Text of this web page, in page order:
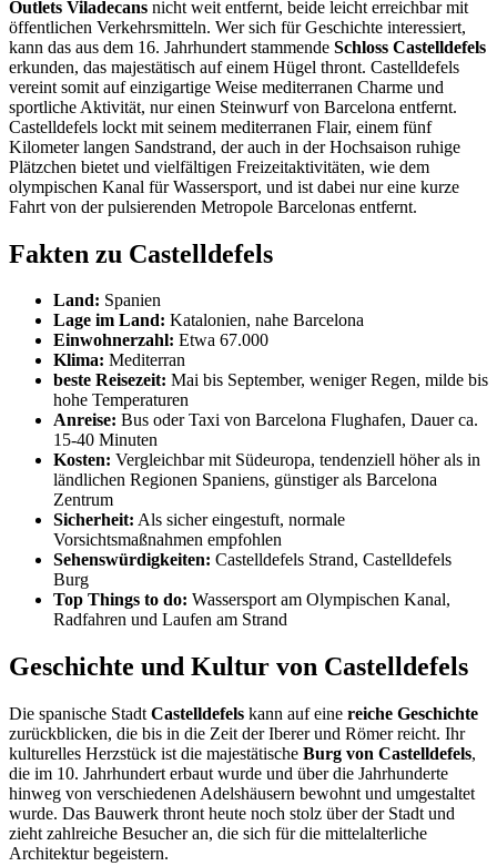
Outlets Viladecans nicht weit entfernt, beide leicht erreichbar mit
öffentlichen Verkehrsmitteln. Wer sich für Geschichte interessiert,
kann das aus dem 16. Jahrhundert stammende Schloss Castelldefels
erkunden, das majestätisch auf einem Hügel thront. Castelldefels
vereint somit auf einzigartige Weise mediterranen Charme und
sportliche Aktivität, nur einen Steinwurf von Barcelona entfernt.
Castelldefels lockt mit seinem mediterranen Flair, einem fünf
Kilometer langen Sandstrand, der auch in der Hochsaison ruhige
Plätzchen bietet und vielfältigen Freizeitaktivitäten, wie dem
olympischen Kanal für Wassersport, und ist dabei nur eine kurze
Fahrt von der pulsierenden Metropole Barcelonas entfernt.
Fakten zu Castelldefels
Land: Spanien
Lage im Land: Katalonien, nahe Barcelona
Einwohnerzahl: Etwa 67.000
Klima: Mediterran
beste Reisezeit: Mai bis September, weniger Regen, milde bis
hohe Temperaturen
Anreise: Bus oder Taxi von Barcelona Flughafen, Dauer ca.
15-40 Minuten
Kosten: Vergleichbar mit Südeuropa, tendenziell höher als in
ländlichen Regionen Spaniens, günstiger als Barcelona
Zentrum
Sicherheit: Als sicher eingestuft, normale
Vorsichtsmaßnahmen empfohlen
Sehenswürdigkeiten: Castelldefels Strand, Castelldefels
Burg
Top Things to do: Wassersport am Olympischen Kanal,
Radfahren und Laufen am Strand
Geschichte und Kultur von Castelldefels
Die spanische Stadt Castelldefels kann auf eine reiche Geschichte
zurückblicken, die bis in die Zeit der Iberer und Römer reicht. Ihr
kulturelles Herzstück ist die majestätische Burg von Castelldefels,
die im 10. Jahrhundert erbaut wurde und über die Jahrhunderte
hinweg von verschiedenen Adelshäusern bewohnt und umgestaltet
wurde. Das Bauwerk thront heute noch stolz über der Stadt und
zieht zahlreiche Besucher an, die sich für die mittelalterliche
Architektur begeistern.